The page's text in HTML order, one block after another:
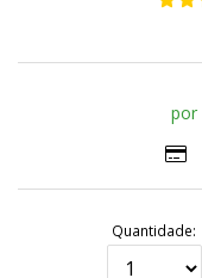
por
Quantidade: